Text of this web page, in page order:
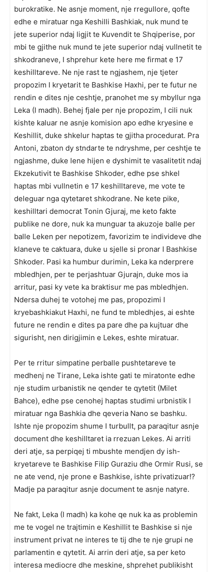
burokratike. Ne asnje moment, nje rregullore, qofte
edhe e miratuar nga Keshilli Bashkiak, nuk mund te
jete superior ndaj ligjit te Kuvendit te Shqiperise, por
mbi te gjithe nuk mund te jete superior ndaj vullnetit te
shkodraneve, I shprehur kete here me firmat e 17
keshilltareve. Ne nje rast te ngjashem, nje tjeter
propozim I kryetarit te Bashkise Haxhi, per te futur ne
rendin e dites nje ceshtje, pranohet me sy mbyllur nga
Leka (I madh). Behej fjale per nje propozim, I cili nuk
kishte kaluar ne asnje komision apo edhe kryesine e
Keshillit, duke shkelur haptas te gjitha procedurat. Pra
Antoni, zbaton dy stndarte te ndryshme, per ceshtje te
ngjashme, duke lene hijen e dyshimit te vasalitetit ndaj
Ekzekutivit te Bashkise Shkoder, edhe pse shkel
haptas mbi vullnetin e 17 keshilltareve, me vote te
deleguar nga qytetaret shkodrane. Ne kete pike,
keshilltari democrat Tonin Gjuraj, me keto fakte
publike ne dore, nuk ka munguar ta akuzoje balle per
balle Leken per nepotizem, favorizim te individeve dhe
klaneve te caktuara, duke u sjelle si pronar I Bashkise
Shkoder. Pasi ka humbur durimin, Leka ka nderprere
mbledhjen, per te perjashtuar Gjurajn, duke mos ia
arritur, pasi ky vete ka braktisur me pas mbledhjen.
Ndersa duhej te votohej me pas, propozimi I
kryebashkiakut Haxhi, ne fund te mbledhjes, ai eshte
future ne rendin e dites pa pare dhe pa kujtuar dhe
sigurisht, nen dirigjimin e Lekes, eshte miratuar.
Per te rritur simpatine perballe pushtetareve te
medhenj ne Tirane, Leka ishte gati te miratonte edhe
nje studim urbanistik ne qender te qytetit (Milet
Bahce), edhe pse cenohej haptas studimi urbnistik I
miratuar nga Bashkia dhe qeveria Nano se bashku.
Ishte nje propozim shume I turbullt, pa paraqitur asnje
document dhe keshilltaret ia rrezuan Lekes. Ai arriti
deri atje, sa perpiqej ti mbushte mendjen dy ish-
kryetareve te Bashkise Filip Guraziu dhe Ormir Rusi, se
ne ate vend, nje prone e Bashkise, ishte privatizuar!?
Madje pa paraqitur asnje document te asnje natyre.
Ne fakt, Leka (I madh) ka kohe qe nuk ka as problemin
me te vogel ne trajtimin e Keshillit te Bashkise si nje
instrument privat ne interes te tij dhe te nje grupi ne
parlamentin e qytetit. Ai arrin deri atje, sa per keto
interesa mediocre dhe meskine, shprehet publikisht